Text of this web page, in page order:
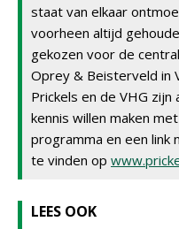
staat van elkaar
voorheen altijd
gekozen voor de
Oprey & Beisterveld in
Prickels en de VHG
kennis willen maken
programma en een link
te vinden op
LEES OOK